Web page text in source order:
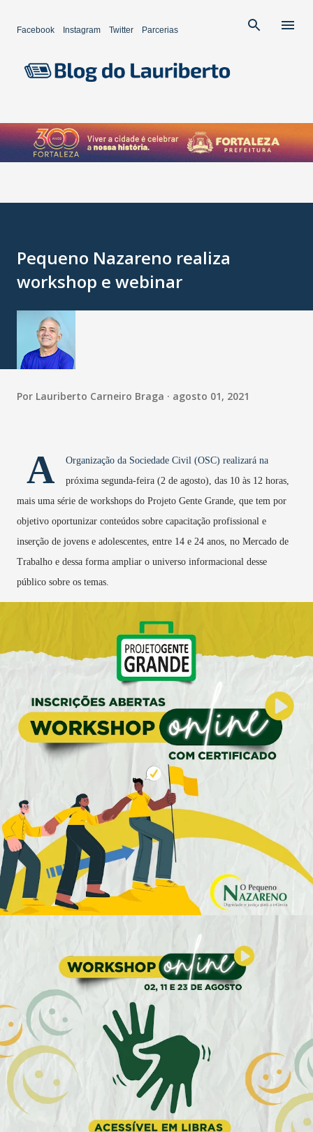
Facebook Instagram Twitter Parcerias
Pequeno Nazareno realiza
workshop e webinar
Por Lauriberto Carneiro Braga agosto 01, 2021
A
Organização da Sociedade Civil (OSC) realizará na
próxima segunda-feira (2 de agosto), das 10 às 12 horas,
mais uma série de workshops do Projeto Gente Grande, que tem por
objetivo oportunizar conteúdos sobre capacitação profissional e
inserção de jovens e adolescentes, entre 14 e 24 anos, no Mercado de
Trabalho e dessa forma ampliar o universo informacional desse
público sobre os temas.